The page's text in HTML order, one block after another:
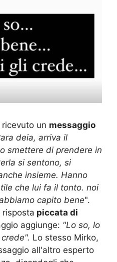
ricevuto un messaggio
deia, arriva il
smettere di prendere in
si sentono, si
insieme. Hanno
che lui fa il tonto. noi
capito bene".
risposta piccata di
aggiunge: "Lo so, lo
Lo stesso Mirko,
all'altro esperto